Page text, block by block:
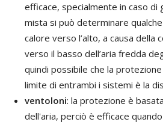
efficace, specialmente in caso di
mista si può determinare
calore verso l’alto, a causa della
verso il basso dell’aria fredda
quindi possibile che la
limite di entrambi i sistemi è la
ventoloni: la protezione è
dell'aria, perciò è efficace